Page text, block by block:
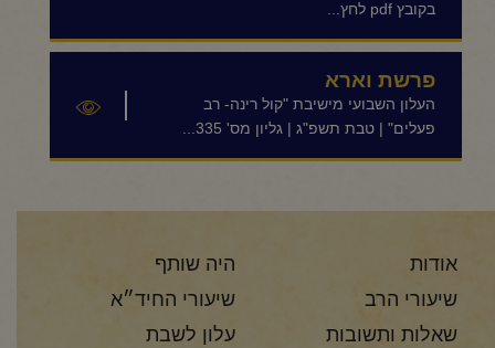
בקובץ pdf לחץ...
פרשת וארא
העלון השבועי מישיבת "קול רינה- רב
פעלים" | טבת תשפ"ג | גליון מס' 335...
אודות
היה שותף
שיעורי הרב
שיעורי החיד״א
שאלות ותשובות
עלון לשבת